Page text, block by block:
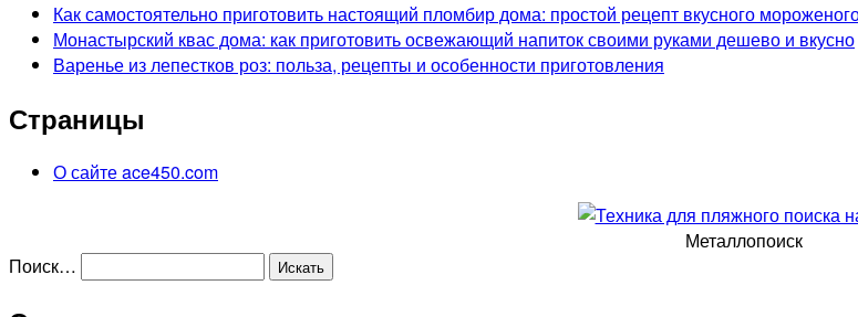
Как самостоятельно приготовить настоящий пломбир дома: простой рецепт вкусного
Монастырский квас дома: как приготовить освежающий напиток своими руками дешево и вкусно
Варенье из лепестков роз: польза, рецепты и особенности приготовления
Страницы
О сайте ace450.com
Металлопоиск
Поиск…